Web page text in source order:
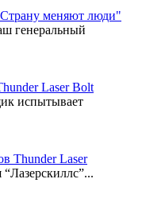
меняют люди"
генеральный
Laser Bolt
испытывает
Thunder Laser